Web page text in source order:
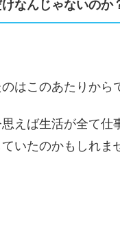
なんじゃないのか
はこのあたりから
えば生活が全て仕
いたのかもしれま